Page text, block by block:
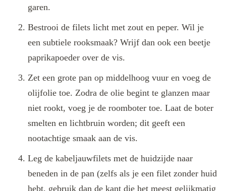
garen.
Bestrooi de filets licht met zout en peper. Wil je
een subtiele rooksmaak? Wrijf dan ook een beetje
paprikapoeder over de vis.
Zet een grote pan op middelhoog vuur en voeg de
olijfolie toe. Zodra de olie begint te glanzen maar
niet rookt, voeg je de roomboter toe. Laat de boter
smelten en lichtbruin worden; dit geeft een
nootachtige smaak aan de vis.
Leg de kabeljauwfilets met de huidzijde naar
beneden in de pan (zelfs als je een filet zonder huid
hebt, gebruik dan de kant die het meest gelijkmatig